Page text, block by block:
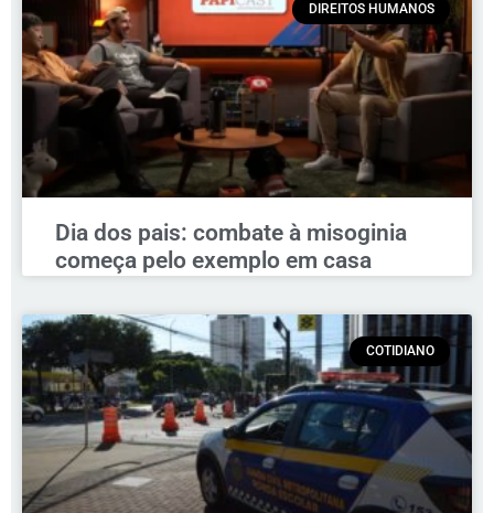
DIREITOS HUMANOS
Dia dos pais: combate à misoginia
começa pelo exemplo em casa
COTIDIANO